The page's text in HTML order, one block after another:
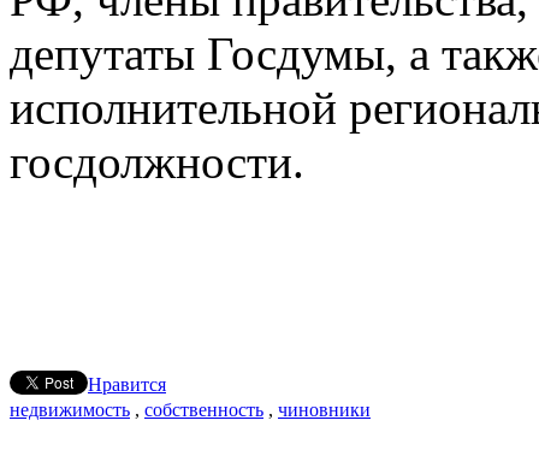
депутаты Госдумы, а
исполнительной
госдолжности.
Нравится
недвижимость , собственность , чиновники